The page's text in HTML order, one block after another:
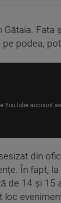
pe podea,
din
În fapt,
de 14 și